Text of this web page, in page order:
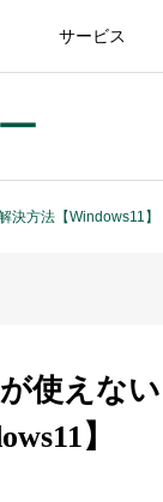
サービス
決方法【Windows11】
使えない
】